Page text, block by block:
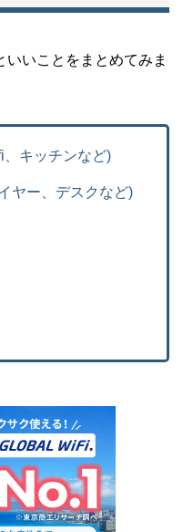
いことをまとめてみま
キッチンなど)
ヤー、デスクなど)